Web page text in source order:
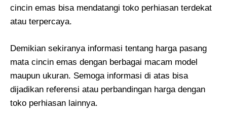
cincin emas bisa mendatangi toko perhiasan terdekat
atau terpercaya.
Demikian sekiranya informasi tentang harga pasang
mata cincin emas dengan berbagai macam model
maupun ukuran. Semoga informasi di atas bisa
dijadikan referensi atau perbandingan harga dengan
toko perhiasan lainnya.